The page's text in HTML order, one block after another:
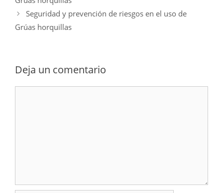
Seguridad y prevención de riesgos en el uso de
Grúas horquillas
Deja un comentario